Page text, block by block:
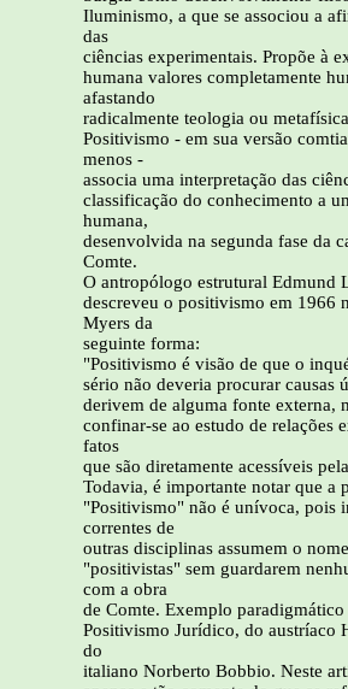
Iluminismo, a que se associou a
das
ciências experimentais. Propõe à
humana valores completamente
afastando
radicalmente teologia ou
Positivismo - em sua versão
menos -
associa uma interpretação das
classificação do conhecimento a
humana,
desenvolvida na segunda fase da
Comte.
O antropólogo estrutural Edmund
descreveu o positivismo em 1966
Myers da
seguinte forma:
"Positivismo é visão de que o
sério não deveria procurar causas
derivem de alguma fonte externa,
confinar-se ao estudo de relações
fatos
que são diretamente acessíveis
Todavia, é importante notar que a
"Positivismo" não é unívoca, pois
correntes de
outras disciplinas assumem o
"positivistas" sem guardarem
com a obra
de Comte. Exemplo paradigmático
Positivismo Jurídico, do austríaco
do
italiano Norberto Bobbio. Neste